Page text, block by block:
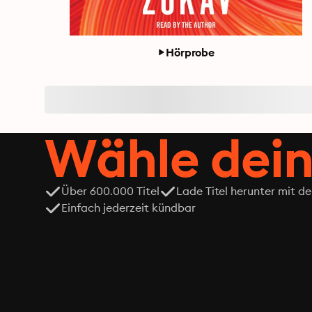
Hörprobe
Wähle
Über 600.000 Titel Lade Titel herunter mit
Einfach jederzeit kündbar